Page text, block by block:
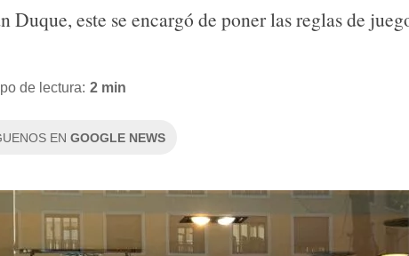
este se encargó de poner las reglas de
de lectura: 2 min
EN GOOGLE NEWS